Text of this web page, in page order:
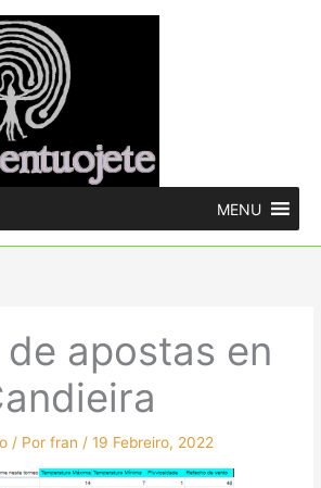
MENU
apostas en
/ Porfran/19 Febreiro, 2022